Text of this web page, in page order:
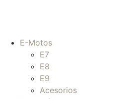
E-Motos
E7
E8
E9
Acesorios